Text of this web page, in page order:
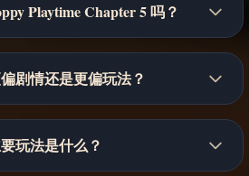
Playtime Chapter 5 吗？
剧情还是更偏玩法？
玩法是什么？